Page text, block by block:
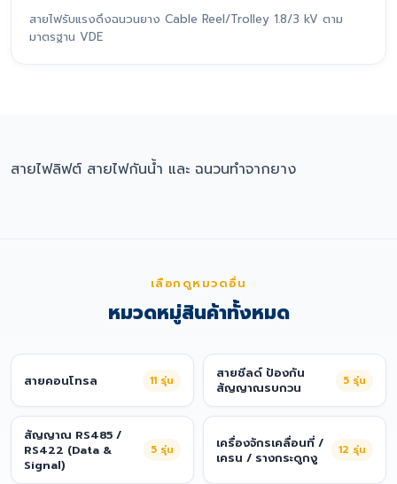
สายไฟรับแรงดึงฉนวนยาง Cable Reel/Trolley 1.8/3 kV ตาม
มาตรฐาน VDE
สายไฟลิฟต์ สายไฟกันน้ำ และ ฉนวนทำจากยาง
เลือกดูหมวดอื่น
หมวดหมู่สินค้าทั้งหมด
สายคอนโทรล 11 รุ่น
สายชีลด์ ป้องกัน
สัญญาณรบกวน
5 รุ่น
สัญญาณ RS485 /
RS422 (Data &
Signal)
5 รุ่น
เครื่องจักรเคลื่อนที่ /
เครน / รางกระดูกงู
12 รุ่น